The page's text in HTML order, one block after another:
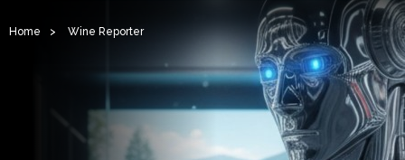
Home > Wine Reporter